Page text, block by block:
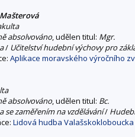
Mašterová
absolvováno, udělen titul: Mgr.
/ Učitelství hudební výchovy pro
Aplikace moravského výročního
absolvováno, udělen titul: Bc.
se zaměřením na vzdělávání/
Lidová hudba